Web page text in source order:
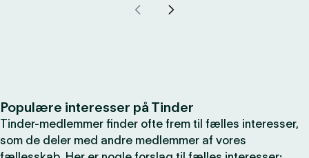
Populære interesser på Tinder
Tinder-medlemmer finder ofte frem til fælles interesser,
som de deler med andre medlemmer af vores